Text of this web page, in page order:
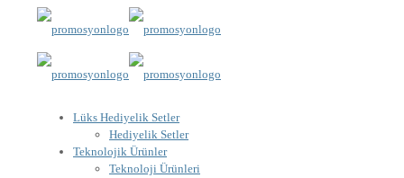
Lüks Hediyelik Setler
Hediyelik Setler
Teknolojik Ürünler
Teknoloji Ürünleri